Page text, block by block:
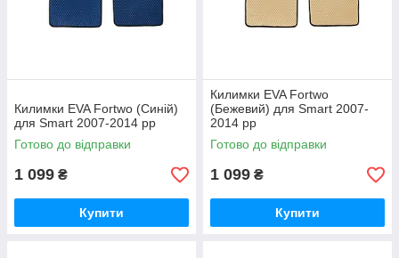
Килимки EVA Fortwo (Синій)
для Smart 2007-2014 рр
Готово до відправки
1 099 ₴
Купити
Килимки EVA Fortwo
(Бежевий) для Smart 2007-
2014 рр
Готово до відправки
1 099 ₴
Купити